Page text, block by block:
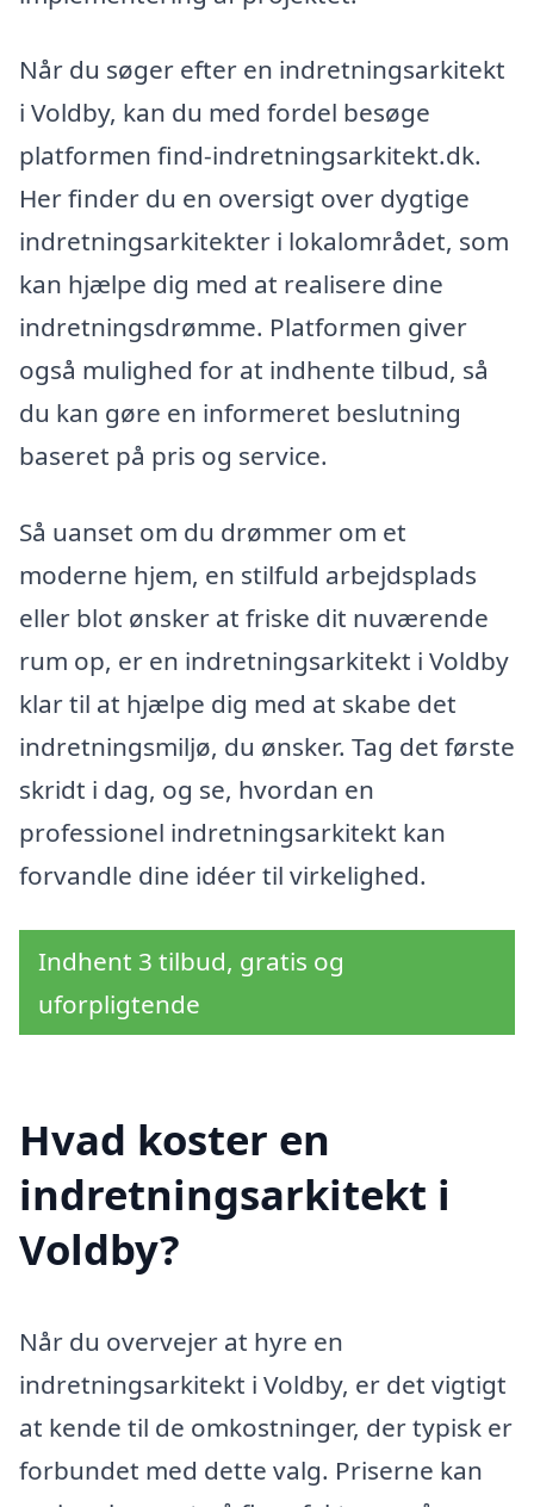
Når du søger efter en indretningsarkitekt
i Voldby, kan du med fordel besøge
platformen find-indretningsarkitekt.dk.
Her finder du en oversigt over dygtige
indretningsarkitekter i lokalområdet, som
kan hjælpe dig med at realisere dine
indretningsdrømme. Platformen giver
også mulighed for at indhente tilbud, så
du kan gøre en informeret beslutning
baseret på pris og service.
Så uanset om du drømmer om et
moderne hjem, en stilfuld arbejdsplads
eller blot ønsker at friske dit nuværende
rum op, er en indretningsarkitekt i Voldby
klar til at hjælpe dig med at skabe det
indretningsmiljø, du ønsker. Tag det første
skridt i dag, og se, hvordan en
professionel indretningsarkitekt kan
forvandle dine idéer til virkelighed.
Indhent 3 tilbud, gratis og
uforpligtende
Hvad koster en
indretningsarkitekt i
Voldby?
Når du overvejer at hyre en
indretningsarkitekt i Voldby, er det vigtigt
at kende til de omkostninger, der typisk er
forbundet med dette valg. Priserne kan